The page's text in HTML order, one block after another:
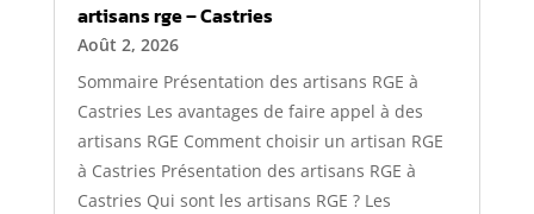
artisans rge – Castries
Août 2, 2026
Sommaire Présentation des artisans RGE à
Castries Les avantages de faire appel à des
artisans RGE Comment choisir un artisan RGE
à Castries Présentation des artisans RGE à
Castries Qui sont les artisans RGE ? Les